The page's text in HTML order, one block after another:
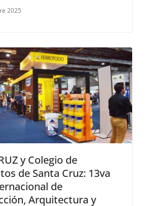
2025
y Colegio de
de Santa Cruz: 13va
de
Arquitectura y